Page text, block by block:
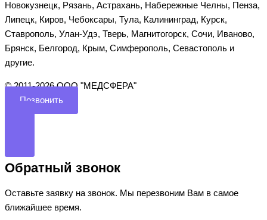
Новокузнецк, Рязань, Астрахань, Набережные Челны, Пенза,
Липецк, Киров, Чебоксары, Тула, Калининград, Курск,
Ставрополь, Улан-Удэ, Тверь, Магнитогорск, Сочи, Иваново,
Брянск, Белгород, Крым, Симферополь, Севастополь и
другие.
©️ 2011-2026 ООО "МЕДСФЕРА"
Позвонить
Обратный звонок
Оставьте заявку на звонок. Мы перезвоним Вам в самое
ближайшее время.